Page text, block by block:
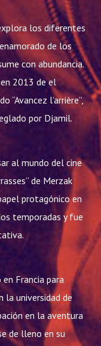
los diferentes
de los
con abundancia.
2013 de el
l’arrière”,
por Djamil.
al mundo del cine
de Merzak
protagónico en
temporadas y fue
Francia para
la universidad de
en la aventura
de lleno en su